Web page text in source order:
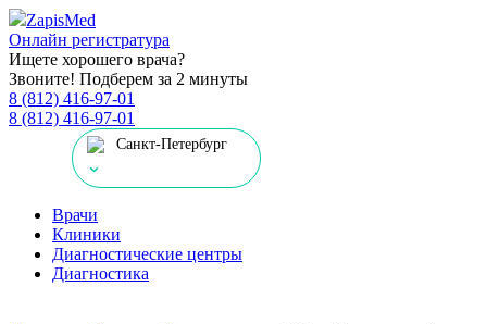
ZapisMed
Онлайн регистратура
Ищете хорошего врача?
Звоните! Подберем за 2 минуты
8 (812) 416-97-01
8 (812) 416-97-01
Санкт-Петербург
Врачи
Клиники
Диагностические центры
Диагностика